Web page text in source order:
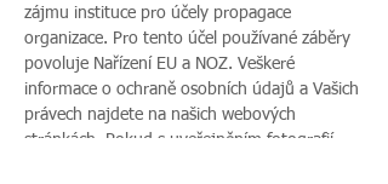
zájmu instituce pro účely propagace
organizace. Pro tento účel používané záběry
povoluje Nařízení EU a NOZ. Veškeré
informace o ochraně osobních údajů a Vašich
právech najdete na našich webových
stránkách. Pokud s uveřejněním fotografií